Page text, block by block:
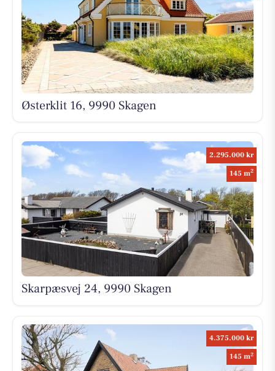
Østerklit 16, 9990 Skagen
2.295.000 kr
145 m2
Skarpæsvej 24, 9990 Skagen
4.375.000 kr
145 m2